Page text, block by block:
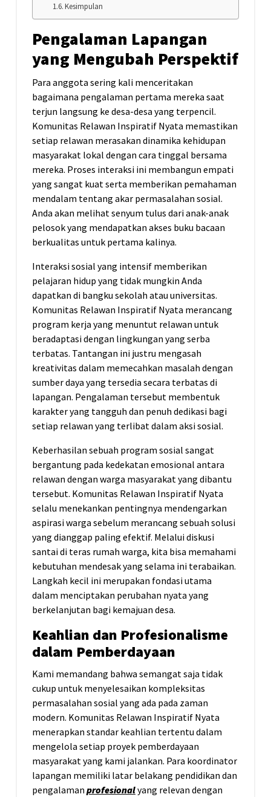
Kesimpulan
Pengalaman Lapangan
yang Mengubah Perspektif
Para anggota sering kali menceritakan
bagaimana pengalaman pertama mereka saat
terjun langsung ke desa-desa yang terpencil.
Komunitas Relawan Inspiratif Nyata memastikan
setiap relawan merasakan dinamika kehidupan
masyarakat lokal dengan cara tinggal bersama
mereka. Proses interaksi ini membangun empati
yang sangat kuat serta memberikan pemahaman
mendalam tentang akar permasalahan sosial.
Anda akan melihat senyum tulus dari anak-anak
pelosok yang mendapatkan akses buku bacaan
berkualitas untuk pertama kalinya.
Interaksi sosial yang intensif memberikan
pelajaran hidup yang tidak mungkin Anda
dapatkan di bangku sekolah atau universitas.
Komunitas Relawan Inspiratif Nyata merancang
program kerja yang menuntut relawan untuk
beradaptasi dengan lingkungan yang serba
terbatas. Tantangan ini justru mengasah
kreativitas dalam memecahkan masalah dengan
sumber daya yang tersedia secara terbatas di
lapangan. Pengalaman tersebut membentuk
karakter yang tangguh dan penuh dedikasi bagi
setiap relawan yang terlibat dalam aksi sosial.
Keberhasilan sebuah program sosial sangat
bergantung pada kedekatan emosional antara
relawan dengan warga masyarakat yang dibantu
tersebut. Komunitas Relawan Inspiratif Nyata
selalu menekankan pentingnya mendengarkan
aspirasi warga sebelum merancang sebuah solusi
yang dianggap paling efektif. Melalui diskusi
santai di teras rumah warga, kita bisa memahami
kebutuhan mendesak yang selama ini terabaikan.
Langkah kecil ini merupakan fondasi utama
dalam menciptakan perubahan nyata yang
berkelanjutan bagi kemajuan desa.
Keahlian dan Profesionalisme
dalam Pemberdayaan
Kami memandang bahwa semangat saja tidak
cukup untuk menyelesaikan kompleksitas
permasalahan sosial yang ada pada zaman
modern. Komunitas Relawan Inspiratif Nyata
menerapkan standar keahlian tertentu dalam
mengelola setiap proyek pemberdayaan
masyarakat yang kami jalankan. Para koordinator
lapangan memiliki latar belakang pendidikan dan
pengalaman profesionalyang relevan dengan